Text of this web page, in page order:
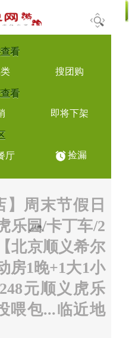
看
搜团购
看
即将下架
厅 捡漏
】周末节假日
乐园/卡丁车/2
北京顺义希尔
房1晚+1大1小
元顺义虎乐
喂包...临近地